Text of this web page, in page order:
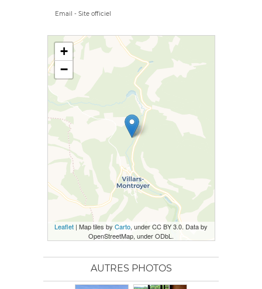
Email - Site officiel
+
−
Leaflet | Map tiles by Carto, under CC BY 3.0. Data by
OpenStreetMap, under ODbL.
AUTRES PHOTOS